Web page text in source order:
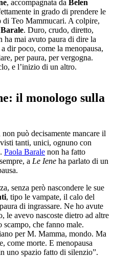
, accompagnata da Belen
in grado di prendere le
di Teo Mammucari. A colpire,
. Duro, crudo, diretto,
ha mai avuto paura di dire la
dir poco, come la menopausa,
per paura, per vergogna.
e l’inizio di un altro.
il monologo sulla
non può decisamente mancare il
tanti, unici, ognuno con
Paola Barale non ha fatto
a Le Iene ha parlato di un
senza però nascondere le sue
, tipo le vampate, il calo del
di ingrassare. Ne ho avute
le avevo nascoste dietro ad altre
che fanno male.
per M. Mamma, mondo. Ma
come morte. E menopausa
uno spazio fatto di silenzio”.